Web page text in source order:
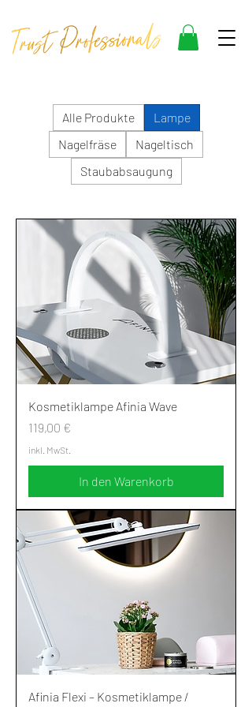
Alle Produkte
Lampe
Nagelfräse
Nageltisch
Staubabsaugung
Kosmetiklampe Afinia Wave
Preis
119,00 €
inkl. MwSt.
In den Warenkorb
Afinia Flexi – Kosmetiklampe /